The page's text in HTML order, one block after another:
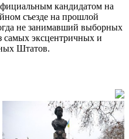
кандидатом на
съезде на прошлой
не занимавший выборных
самых эксцентричных и
Штатов.